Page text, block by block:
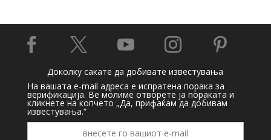
    
Доколку сакате да добивате известувања
На вашата e-mail адреса е испратена порака за
верификација. Ве молиме отворете ја пораката и
кликнете на копчето „Да, прифаќам да добивам
известувања.“